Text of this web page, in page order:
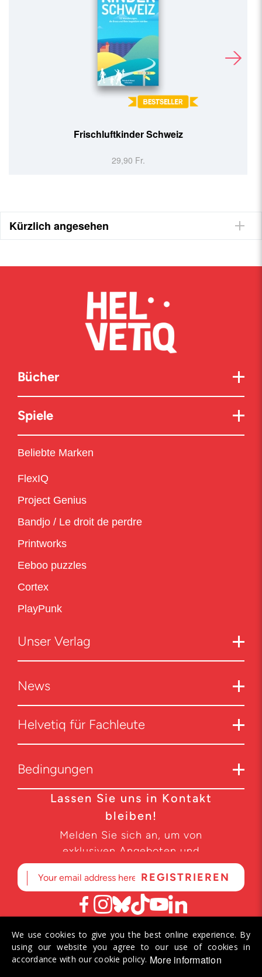
Frischluftkinder Schweiz
29,90 Fr.
Kürzlich angesehen
Bücher
Spiele
Beliebte Marken
FlexIQ
Project Genius
Bandjo / Le droit de perdre
Printworks
Eeboo puzzles
Cortex
PlayPunk
Unser Verlag
News
Helvetiq für Fachleute
Bedingungen
Lassen Sie uns in Kontakt
bleiben!
Melden Sie sich an, um von
exklusiven Angeboten und
Produktneuheiten zu erfahren.
© 2026 Helvetiq SA. Alle Rechte vorbehalten.
We use cookies to give you the best online experience. By
using our website you agree to our use of cookies in
accordance with our cookie policy. More information